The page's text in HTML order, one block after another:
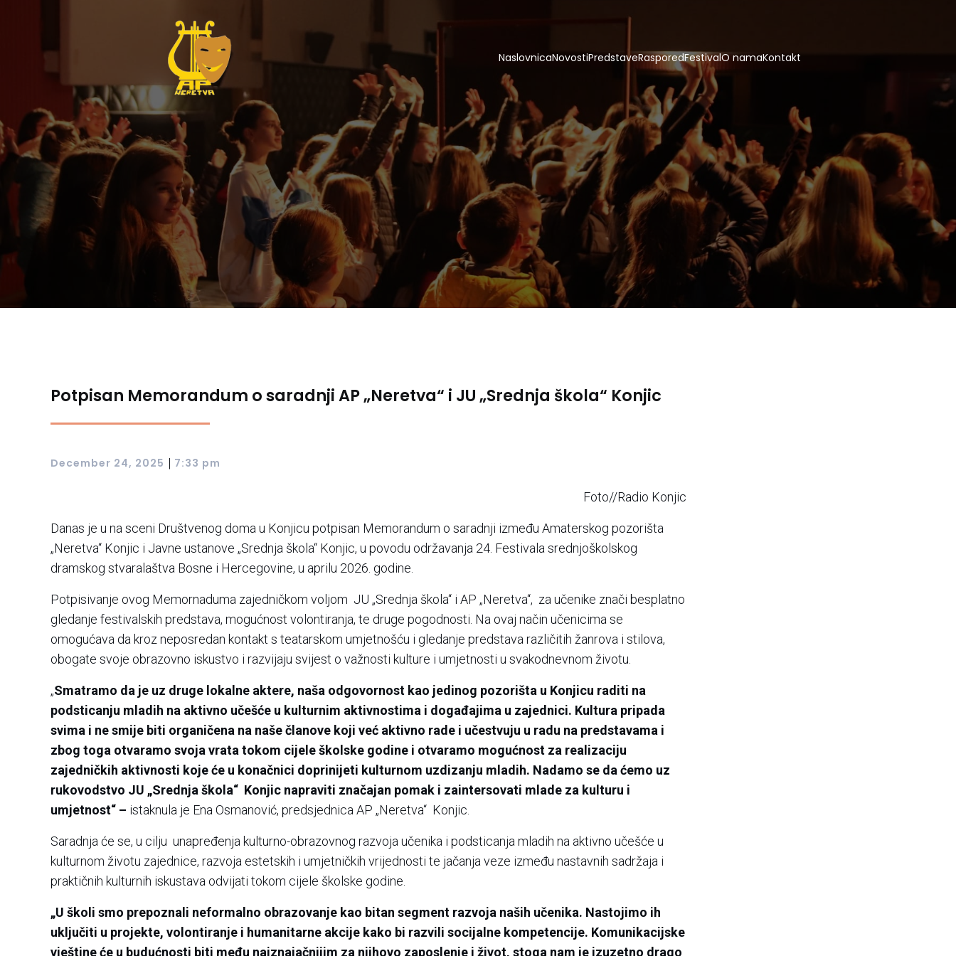
NaslovnicaNovostiPredstaveRasporedFestivalO namaKontakt
Potpisan Memorandum o saradnji AP „Neretva“ i JU „Srednja škola“ Konjic
December 24, 2025 | 7:33 pm
Foto//Radio Konjic
Danas je u na sceni Društvenog doma u Konjicu potpisan Memorandum o saradnji između Amaterskog pozorišta
„Neretva“ Konjic i Javne ustanove „Srednja škola“ Konjic, u povodu održavanja 24. Festivala srednjoškolskog
dramskog stvaralaštva Bosne i Hercegovine, u aprilu 2026. godine.
Potpisivanje ovog Memornaduma zajedničkom voljom JU „Srednja škola“ i AP „Neretva“, za učenike znači besplatno
gledanje festivalskih predstava, mogućnost volontiranja, te druge pogodnosti. Na ovaj način učenicima se
omogućava da kroz neposredan kontakt s teatarskom umjetnošću i gledanje predstava različitih žanrova i stilova,
obogate svoje obrazovno iskustvo i razvijaju svijest o važnosti kulture i umjetnosti u svakodnevnom životu.
„Smatramo da je uz druge lokalne aktere, naša odgovornost kao jedinog pozorišta u Konjicu raditi na
podsticanju mladih na aktivno učešće u kulturnim aktivnostima i događajima u zajednici. Kultura pripada
svima i ne smije biti organičena na naše članove koji već aktivno rade i učestvuju u radu na predstavama i
zbog toga otvaramo svoja vrata tokom cijele školske godine i otvaramo mogućnost za realizaciju
zajedničkih aktivnosti koje će u konačnici doprinijeti kulturnom uzdizanju mladih. Nadamo se da ćemo uz
rukovodstvo JU „Srednja škola“ Konjic napraviti značajan pomak i zaintersovati mlade za kulturu i
umjetnost“ – istaknula je Ena Osmanović, predsjednica AP „Neretva“ Konjic.
Saradnja će se, u cilju unapređenja kulturno-obrazovnog razvoja učenika i podsticanja mladih na aktivno učešće u
kulturnom životu zajednice, razvoja estetskih i umjetničkih vrijednosti te jačanja veze između nastavnih sadržaja i
praktičnih kulturnih iskustava odvijati tokom cijele školske godine.
„U školi smo prepoznali neformalno obrazovanje kao bitan segment razvoja naših učenika. Nastojimo ih
uključiti u projekte, volontiranje i humanitarne akcije kako bi razvili socijalne kompetencije. Komunikacijske
vještine će u budućnosti biti među najznajačnijim za njihovo zaposlenje i život, stoga nam je izuzetno drago